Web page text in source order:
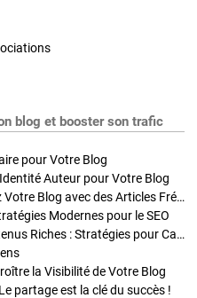
blog et booster son trafic
pour Votre Blog
Auteur pour Votre Blog
Stratégies de Publication : Boostez Votre Blog avec des Articles Fréquents et Exclusifs
Modernes pour le SEO
Enrichir Vos Articles avec des Contenus Riches : Stratégies pour Captiver et Optimiser
la Visibilité de Votre Blog
partage est la clé du succès !